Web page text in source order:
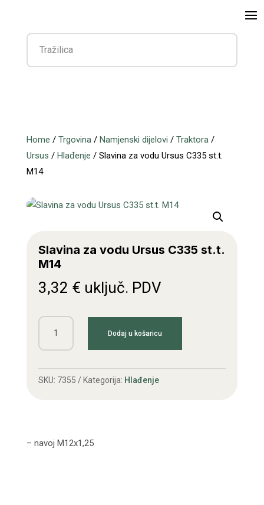
Home / Trgovina/ Namjenski dijelovi / Traktora/
Ursus / Hlađenje / Slavina za vodu Ursus C335 st.t.
M14
Slavina za vodu Ursus C335 st.t.
M14
3,32 € uključ. PDV
Slavina
Ursus
C335
Dodaj u košaricu
SKU: 7355 Kategorija: Hlađenje
– navoj M12x1,25